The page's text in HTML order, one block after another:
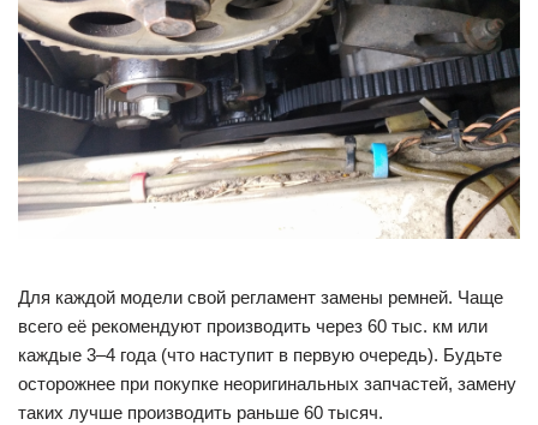
Для каждой модели свой регламент замены ремней. Чаще
всего её рекомендуют производить через 60 тыс. км или
каждые 3–4 года (что наступит в первую очередь). Будьте
осторожнее при покупке неоригинальных запчастей, замену
таких лучше производить раньше 60 тысяч.